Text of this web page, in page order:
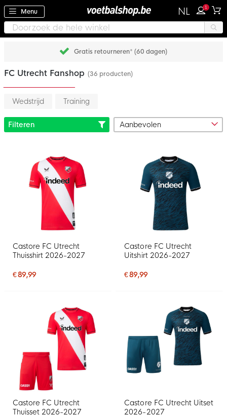
Menu NL 1
Gratis retourneren* (60 dagen)
FC Utrecht Fanshop (36 producten)
Wedstrijd Training
Filteren
Castore FC Utrecht
Thuisshirt 2026-2027
€ 89,99
Castore FC Utrecht
Uitshirt 2026-2027
€ 89,99
Castore FC Utrecht
Thuisset 2026-2027
Castore FC Utrecht Uitset
2026-2027